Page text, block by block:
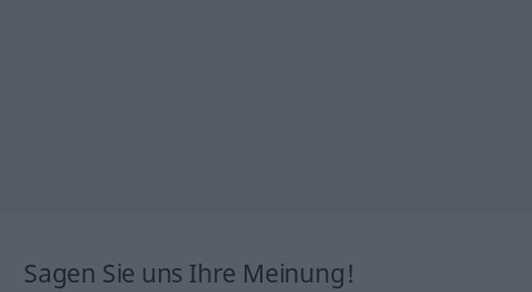
Sagen Sie uns Ihre Meinung!